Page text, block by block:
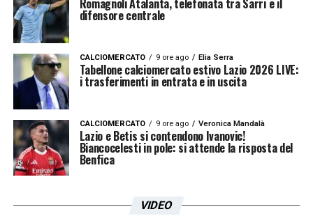
Sacchi ha concluso ricordando quanto il
derby possa segnare il destino di un’intera
stagione:
«Queste partite si raccontano ai nipoti. Per
la Lazio può essere una grande occasione di
rilancio e orgoglio, soprattutto davanti ai
propri tifosi».
Romagnoli Atalanta, telefonata tra Sarri e il
difensore centrale
CALCIOMERCATO 9 ore ago Elia Serra
Tabellone calciomercato estivo Lazio 2026 LIVE:
i trasferimenti in entrata e in uscita
CALCIOMERCATO 9 ore ago Veronica Mandalà
Lazio e Betis si contendono Ivanovic!
Biancocelesti in pole: si attende la risposta del
Benfica
VIDEO